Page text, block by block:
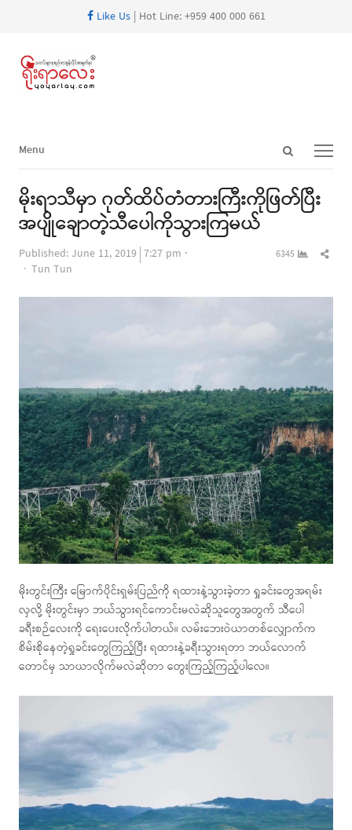
Like Us| Hot Line: +959 400 000 661
Open
panel
Menu
Menu
မိုးရာသီမှာ ဂုတ်ထိပ်တံတားကြီးကိုဖြတ်ပြီး
အပျိုချောတဲ့သီပေါကိုသွားကြမယ်
Published:June 11, 2019 7:27 pm
Author
Tun Tun
6345
မိုးတွင်းကြီး မြောက်ပိုင်းရှမ်းပြည်ကို ရထားနဲ့သွားခဲ့တာ ရှုခင်းတွေအရမ်း
လှလို့ မိုးတွင်းမှာ ဘယ်သွားရင်ကောင်းမလဲဆိုသူတွေအတွက် သီပေါ
ခရီးစဉ်လေးကို ရေးပေးလိုက်ပါတယ်။ လမ်းဘေးဝဲယာတစ်လျှောက်က
စိမ်းစိုနေတဲ့ရှုခင်းတွေကြည့်ပြီး ရထားနဲ့ခရီးသွားရတာ ဘယ်လောက်
တောင်မှ သာယာလိုက်မလဲဆိုတာ တွေးကြည့်ကြည့်ပါလေ။